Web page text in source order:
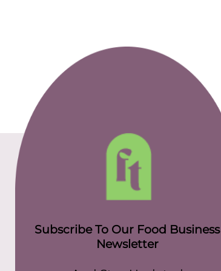
Subscribe To Our Food Business
Newsletter